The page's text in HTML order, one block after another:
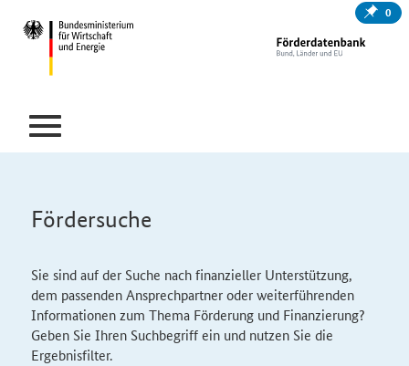
0
Fördersuche
Sie sind auf der Suche nach finanzieller Unterstützung,
dem passenden Ansprechpartner oder weiterführenden
Informationen zum Thema Förderung und Finanzierung?
Geben Sie Ihren Suchbegriff ein und nutzen Sie die
Ergebnisfilter.